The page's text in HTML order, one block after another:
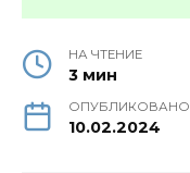
НА ЧТЕНИЕ
3 мин
ОПУБЛИКОВАНО
10.02.2024